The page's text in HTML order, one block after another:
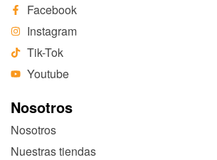
Facebook
Instagram
Tik-Tok
Youtube
Nosotros
Nosotros
Nuestras tiendas